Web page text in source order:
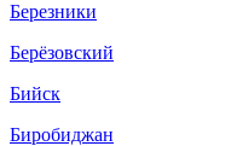
Березники
Берёзовский
Бийск
Биробиджан